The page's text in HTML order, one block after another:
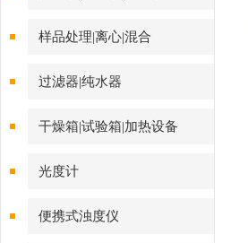
样品处理|离心|混合
过滤器|纯水器
干燥箱|试验箱|加热设备
光度计
便携式浊度仪